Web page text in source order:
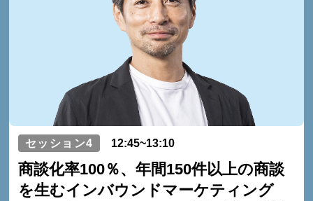
セッション4 12:45~13:10
商談化率100％、年間150件以上の商談
を生むインバウンドマーケティング